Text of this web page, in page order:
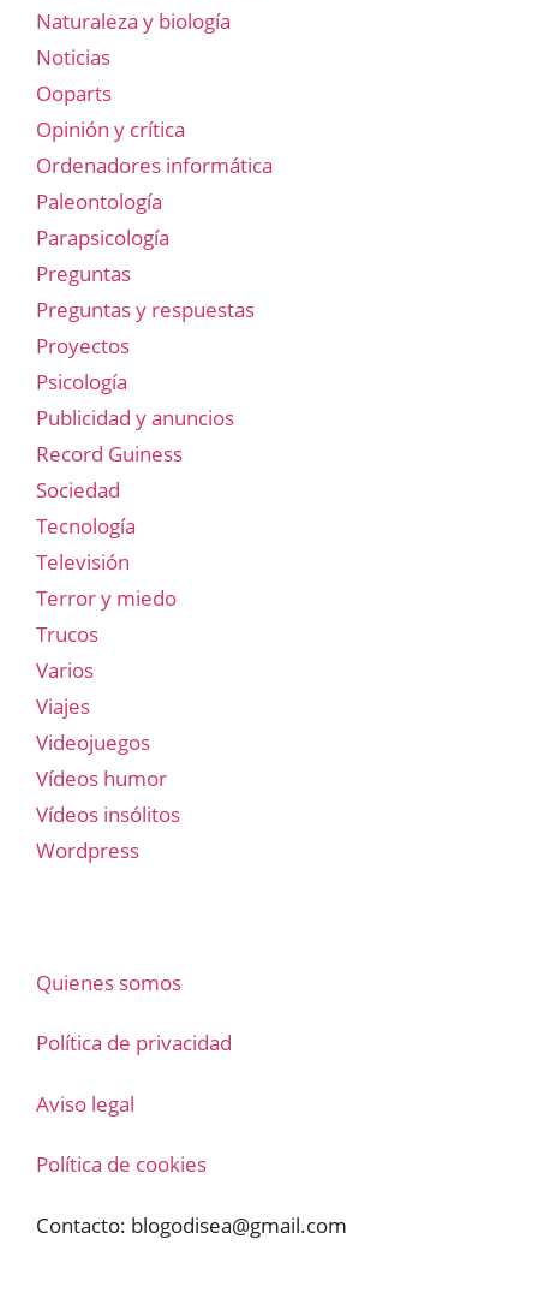
Naturaleza y biología
Noticias
Ooparts
Opinión y crítica
Ordenadores informática
Paleontología
Parapsicología
Preguntas
Preguntas y respuestas
Proyectos
Psicología
Publicidad y anuncios
Record Guiness
Sociedad
Tecnología
Televisión
Terror y miedo
Trucos
Varios
Viajes
Videojuegos
Vídeos humor
Vídeos insólitos
Wordpress
Quienes somos
Política de privacidad
Aviso legal
Política de cookies
Contacto: blogodisea@gmail.com